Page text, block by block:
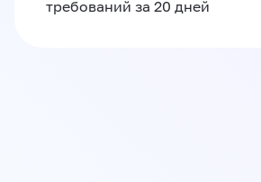
требований за 20 дней